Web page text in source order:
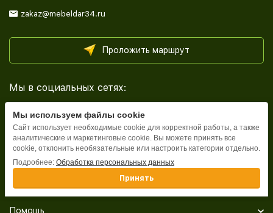
zakaz@mebeldar34.ru
Проложить маршрут
Мы в социальных сетях:
Каталог
Помощь
Мы используем файлы cookie
Сайт использует необходимые cookie для корректной работы, а также
аналитические и маркетинговые cookie. Вы можете принять все
cookie, отклонить необязательные или настроить категории отдельно.
Подробнее: Обработка персональных данных
Принять